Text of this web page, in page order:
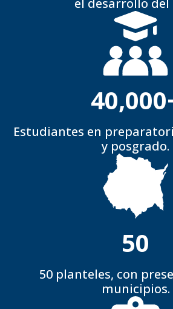
40,000
Estudiantes en
y posgrado.
50
50 planteles, con
municipios.